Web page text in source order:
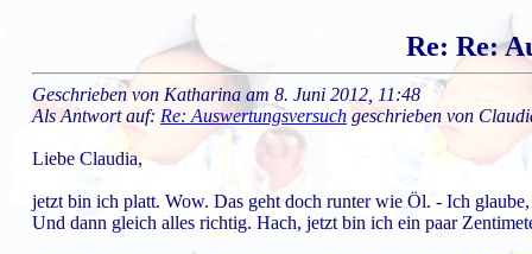
Re: Re:
Geschrieben von Katharina am 8. Juni 2012, 11:48
Als Antwort auf: Re: Auswertungsversuch geschrieben von
Liebe Claudia,
jetzt bin ich platt. Wow. Das geht doch runter wie Öl. - Ich
Und dann gleich alles richtig. Hach, jetzt bin ich ein paar